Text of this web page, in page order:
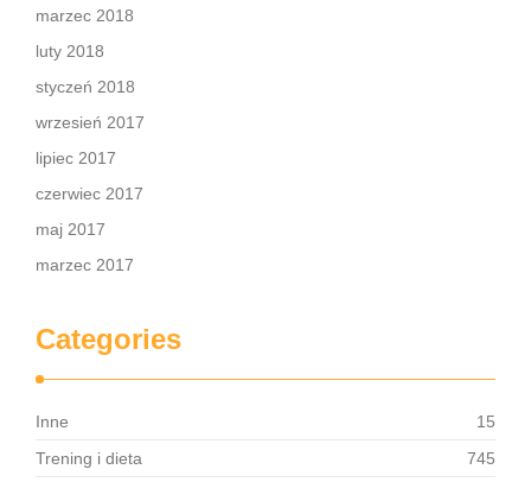
marzec 2018
luty 2018
styczeń 2018
wrzesień 2017
lipiec 2017
czerwiec 2017
maj 2017
marzec 2017
Categories
Inne
15
Trening i dieta
745